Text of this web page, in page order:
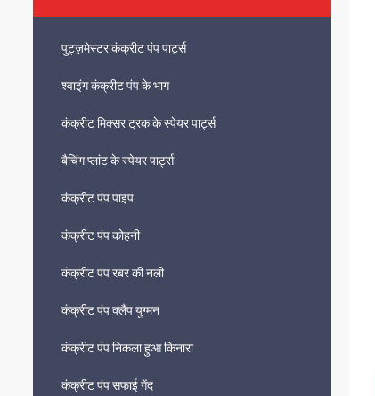
पुट्ज़मेस्टर कंक्रीट पंप पार्ट्स
श्वाइंग कंक्रीट पंप के भाग
कंक्रीट मिक्सर ट्रक के स्पेयर पार्ट्स
बैचिंग प्लांट के स्पेयर पार्ट्स
कंक्रीट पंप पाइप
कंक्रीट पंप कोहनी
कंक्रीट पंप रबर की नली
कंक्रीट पंप क्लैंप युग्मन
कंक्रीट पंप निकला हुआ किनारा
कंक्रीट पंप सफाई गेंद